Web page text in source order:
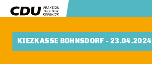
KIEZKASSE BOHNSDORF - 23.04.2024